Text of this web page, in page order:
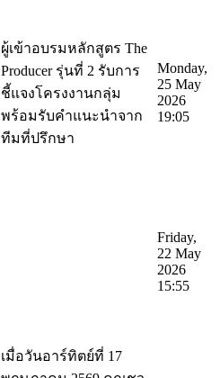
ผู้เข้าอบรมหลักสูตร The
Producer รุ่นที่ 2 รับการ
ชี้แจงโครงงานกลุ่ม
พร้อมรับคำแนะนำจาก
ทีมที่ปรึกษา
Monday,
25 May
2026
19:05
Friday,
22 May
2026
15:55
เมื่อวันอาร์ทิตย์ที่ 17